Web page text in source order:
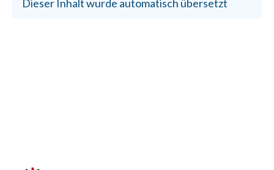
Dieser Inhalt wurde automatisch übersetzt